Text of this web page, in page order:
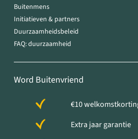
Buitenmens
Initiatieven & partners
Duurzaamheidsbeleid
FAQ: duurzaamheid
Word Buitenvriend
€10
Extra jaar garantie